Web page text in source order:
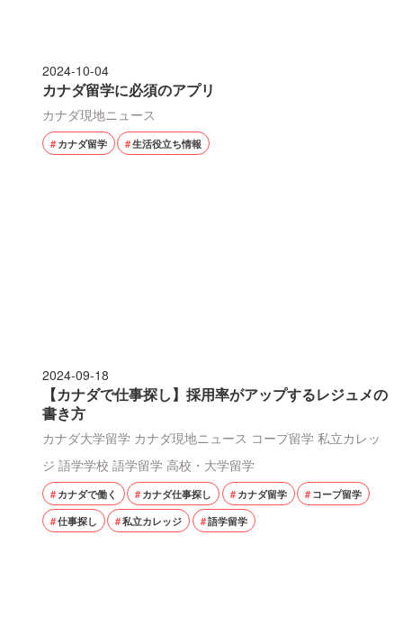
2024-10-04
カナダ留学に必須のアプリ
カナダ現地ニュース
カナダ留学 生活役立ち情報
2024-09-18
【カナダで仕事探し】採用率がアップするレジュメの
書き方
カナダ大学留学 カナダ現地ニュース コープ留学 私立カレッ
ジ 語学学校 語学留学 高校・大学留学
カナダで働く カナダ仕事探し カナダ留学
コープ留学
仕事探し
私立カレッジ 語学留学